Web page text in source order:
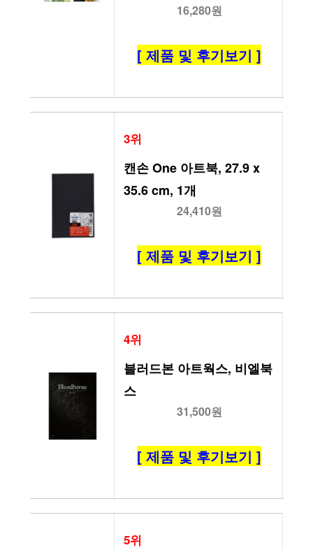
16,280원
[ 제품 및 후기보기 ]
3위
캔손 One 아트북, 27.9 x
35.6 cm, 1개
24,410원
[ 제품 및 후기보기 ]
4위
블러드본 아트웍스, 비엘북
스
31,500원
[ 제품 및 후기보기 ]
5위